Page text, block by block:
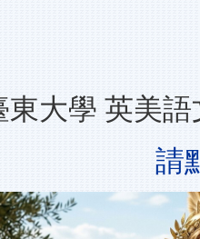
東大學 英美
請